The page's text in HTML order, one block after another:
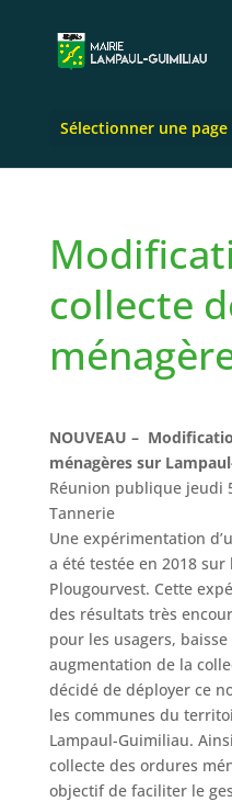
Sélectionner une page
collecte
NOUVEAU –
ménagères sur
Réunion publique jeudi
Tannerie
Une expérimentation
a été testée en 2018
Plougourvest. Cette
des résultats très
pour les usagers,
augmentation de la
décidé de déployer ce
les communes du
Lampaul-Guimiliau.
collecte des ordures
objectif de faciliter le